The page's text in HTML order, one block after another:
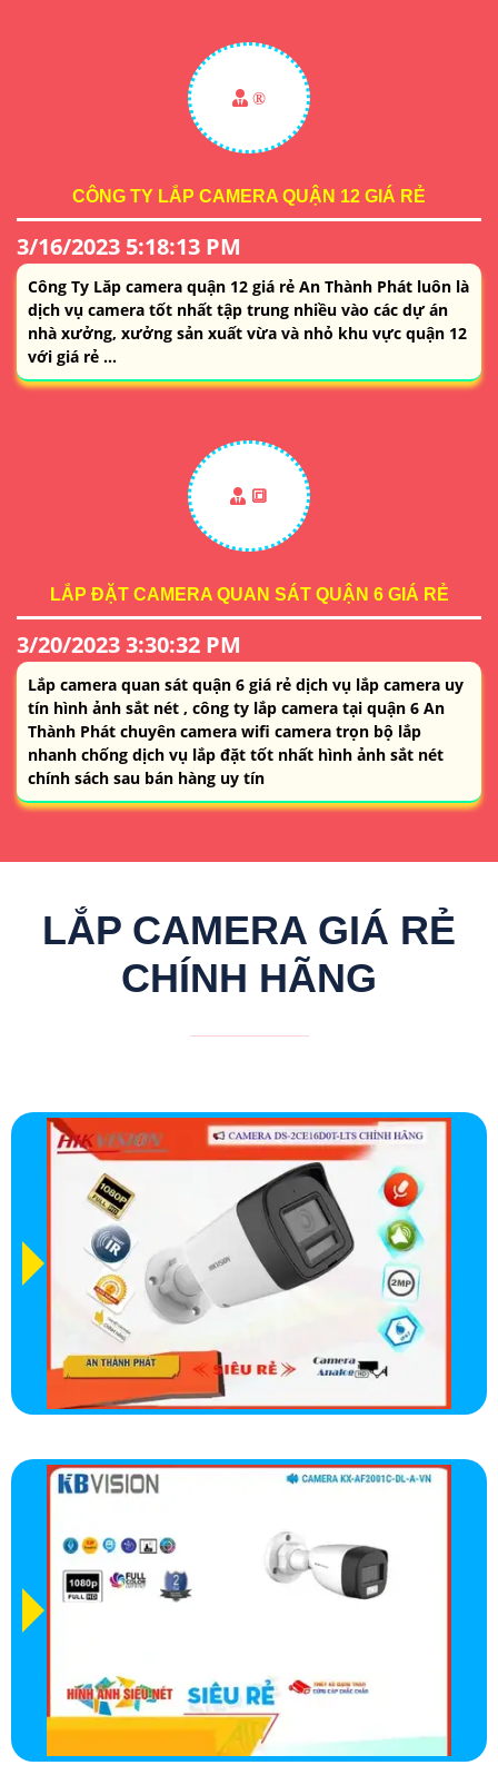
®️
CÔNG TY LẮP CAMERA QUẬN 12 GIÁ RẺ
3/16/2023 5:18:13 PM
Công Ty Lăp camera quận 12 giá rẻ An Thành Phát luôn là
dịch vụ camera tốt nhất tập trung nhiều vào các dự án
nhà xưởng, xưởng sản xuất vừa và nhỏ khu vực quận 12
với giá rẻ ...
🔳
LẮP ĐẶT CAMERA QUAN SÁT QUẬN 6 GIÁ RẺ
3/20/2023 3:30:32 PM
Lắp camera quan sát quận 6 giá rẻ dịch vụ lắp camera uy
tín hình ảnh sắt nét , công ty lắp camera tại quận 6 An
Thành Phát chuyên camera wifi camera trọn bộ lắp
nhanh chống dịch vụ lắp đặt tốt nhất hình ảnh sắt nét
chính sách sau bán hàng uy tín
LẮP CAMERA GIÁ RẺ
CHÍNH HÃNG